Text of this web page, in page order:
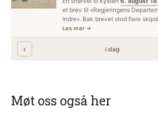
Møt oss også her